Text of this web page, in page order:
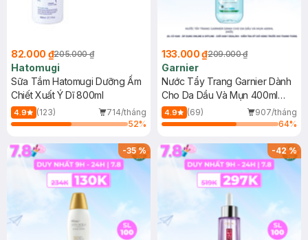
82.000 ₫205.000 ₫
Hatomugi
Sữa Tắm Hatomugi Dưỡng Ẩm
Chiết Xuất Ý Dĩ 800ml
4.9 (123)
714/tháng
52%
133.000 ₫209.000 ₫
Garnier
Nước Tẩy Trang Garnier Dành
Cho Da Dầu Và Mụn 400ml
(Mới)
4.9 (69)
907/tháng
64%
-35% -42%